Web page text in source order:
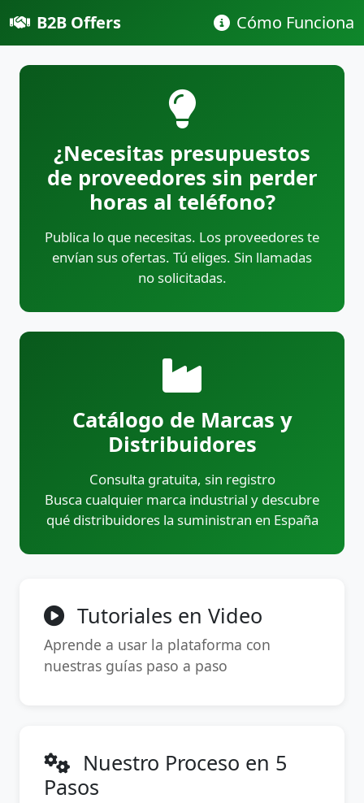
B2B Offers Cómo Funciona
¿Necesitas presupuestos
de proveedores sin perder
horas al teléfono?
Publica lo que necesitas. Los proveedores te
envían sus ofertas. Tú eliges. Sin llamadas
no solicitadas.
Catálogo de Marcas y
Distribuidores
Consulta gratuita, sin registro
Busca cualquier marca industrial y descubre
qué distribuidores la suministran en España
Tutoriales en Video
Aprende a usar la plataforma con
nuestras guías paso a paso
Nuestro Proceso en 5
Pasos